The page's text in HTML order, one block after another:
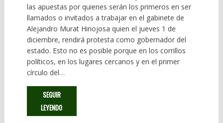
las apuestas por quienes serán los primeros en ser
llamados o invitados a trabajar en el gabinete de
Alejandro Murat Hinojosa quien el jueves 1 de
diciembre, rendirá protesta como gobernador del
estado. Esto no es posible porque en los corrillos
políticos, en los lugares cercanos y en el primer
círculo del…
SEGUIR
LEYENDO